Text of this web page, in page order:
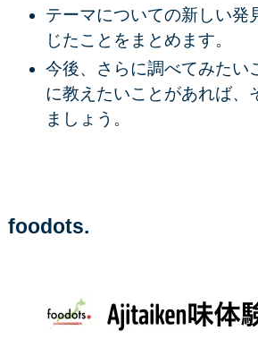
テーマについての新しい発
じたことをまとめます。
今後、さらに調べてみたい
に教えたいことがあれば、
ましょう。
foodots.